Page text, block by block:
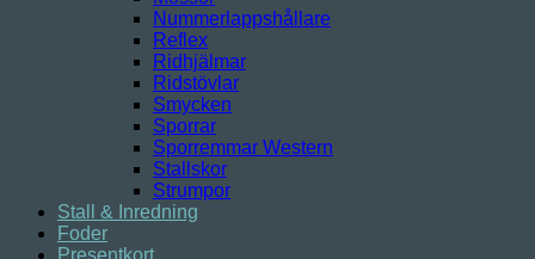
Nummerlappshållare
Reflex
Ridhjälmar
Ridstövlar
Smycken
Sporrar
Sporremmar Western
Stallskor
Strumpor
Stall & Inredning
Foder